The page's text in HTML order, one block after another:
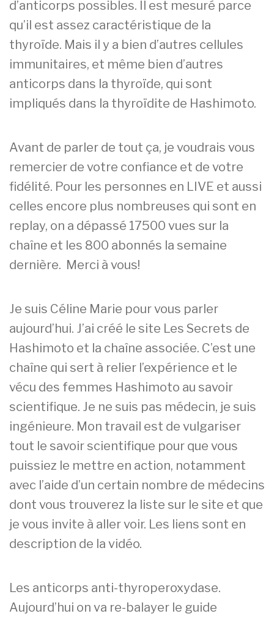
d’anticorps possibles. Il est mesuré parce
qu’il est assez caractéristique de la
thyroïde. Mais il y a bien d’autres cellules
immunitaires, et même bien d’autres
anticorps dans la thyroïde, qui sont
impliqués dans la thyroïdite de Hashimoto.
Avant de parler de tout ça, je voudrais vous
remercier de votre confiance et de votre
fidélité. Pour les personnes en LIVE et aussi
celles encore plus nombreuses qui sont en
replay, on a dépassé 17500 vues sur la
chaîne et les 800 abonnés la semaine
dernière. Merci à vous!
Je suis Céline Marie pour vous parler
aujourd’hui. J’ai créé le site Les Secrets de
Hashimoto et la chaîne associée. C’est une
chaîne qui sert à relier l’expérience et le
vécu des femmes Hashimoto au savoir
scientifique. Je ne suis pas médecin, je suis
ingénieure. Mon travail est de vulgariser
tout le savoir scientifique pour que vous
puissiez le mettre en action, notamment
avec l’aide d’un certain nombre de médecins
dont vous trouverez la liste sur le site et que
je vous invite à aller voir. Les liens sont en
description de la vidéo.
Les anticorps anti-thyroperoxydase.
Aujourd’hui on va re-balayer le guide